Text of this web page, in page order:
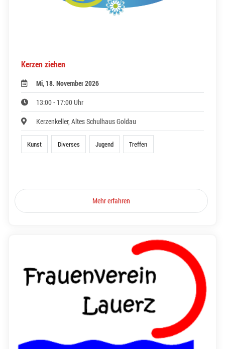
Kerzen ziehen
Mi, 18. November 2026
13:00 - 17:00 Uhr
Kerzenkeller, Altes Schulhaus Goldau
Kunst Diverses Jugend Treffen
Mehr erfahren